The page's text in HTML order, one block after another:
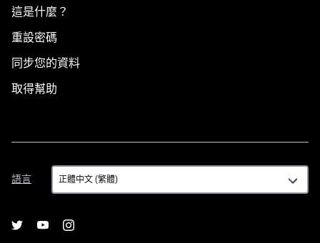
這是什麼？
重設密碼
同步您的資料
取得幫助
語言
語
言